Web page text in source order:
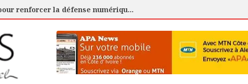
Cybersécurité : l’ANSSI certifie 88 experts pour renforcer la défense numérique de la Côte d’Ivoire